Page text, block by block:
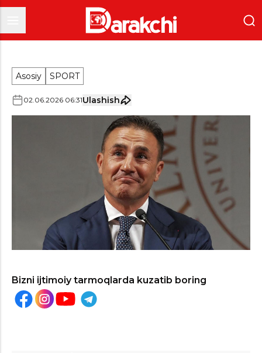
Asosiy SPORT
02.06.2026 06:31Ulashish
Bizni ijtimoiy tarmoqlarda kuzatib boring